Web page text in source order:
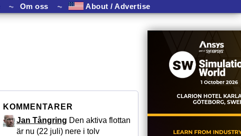
⏦ Om oss ⏦ About / Advertise
KOMMENTARER
Jan Tångring Den aktiva flottan
är nu (22 juli) nere i tolv